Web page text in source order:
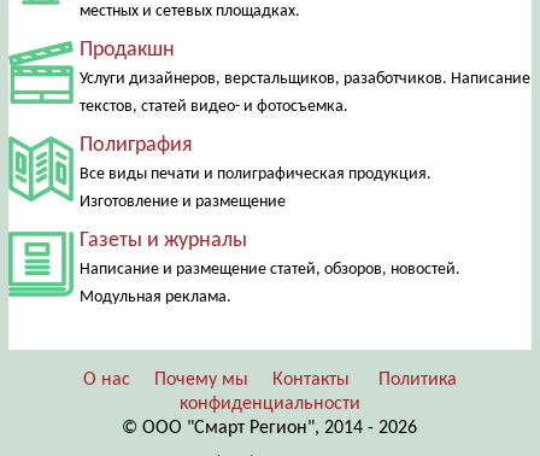
местных и сетевых площадках.
Продакшн
Услуги дизайнеров, верстальщиков, разаботчиков. Написание
текстов, статей видео- и фотосъемка.
Полиграфия
Все виды печати и полиграфическая продукция.
Изготовление и размещение
Газеты и журналы
Написание и размещение статей, обзоров, новостей.
Модульная реклама.
О нас Почему мы Контакты
Политика
конфиденциальности
© ООО "Смарт Регион", 2014 - 2026